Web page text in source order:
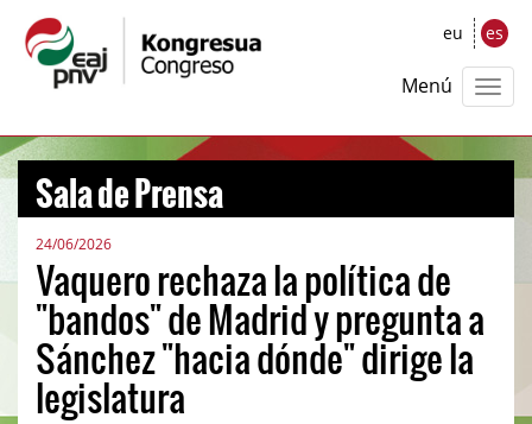
eu es
Menú
Sala de Prensa
24/06/2026
Vaquero rechaza la política de
"bandos" de Madrid y pregunta a
Sánchez "hacia dónde" dirige la
legislatura